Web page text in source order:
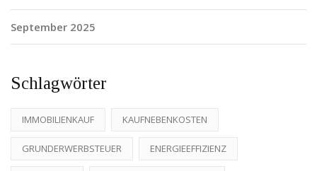
September 2025
Schlagwörter
IMMOBILIENKAUF KAUFNEBENKOSTEN
GRUNDERWERBSTEUER ENERGIEEFFIZIENZ